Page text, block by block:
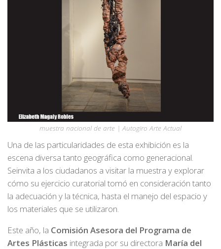
muestra nacional de arte | Autogiro Arte Actual
Una de las particularidades de esta exhibición es la
escena diversa tanto geográfica como generacional.
Seinvita a los ciudadanos a visitar la muestra y explorar
cómo su ejercicio curatorial tomó en consideración tanto
la adecuación y la técnica, hasta el manejo del espacio y
los materiales que se utilizaron.
Este año, la Comisión Asesora del Programa de
Artes Plásticas integrada por su directora María del